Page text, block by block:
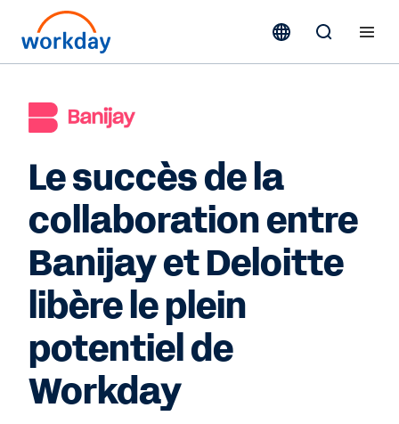
Le succès de la
collaboration entre
Banijay et Deloitte
libère le plein
potentiel de
Workday